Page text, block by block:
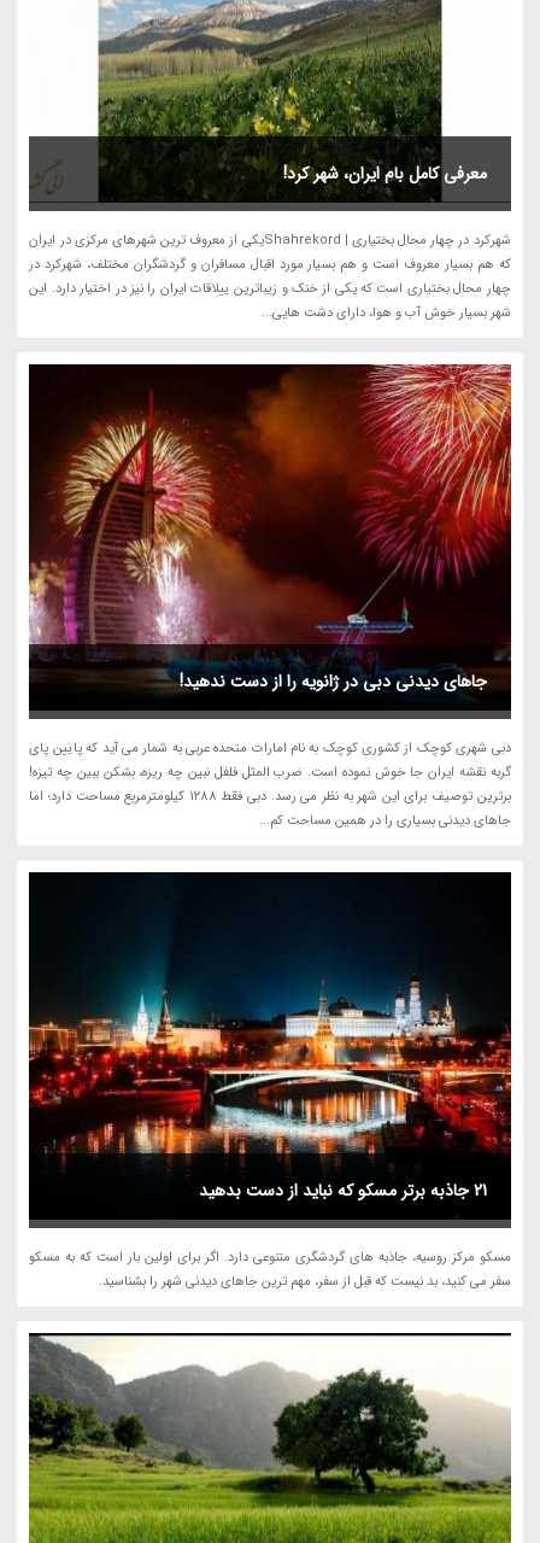
معرفی کامل بام ایران، شهر کرد!
شهرکرد در چهار محال بختیاری | Shahrekordیکی از معروف ترین شهرهای مرکزی در ایران
که هم بسیار معروف است و هم بسیار مورد اقبال مسافران و گردشگران مختلف، شهرکرد در
چهار محال بختیاری است که یکی از خنک و زیباترین ییلاقات ایران را نیز در اختیار دارد. این
شهر بسیار خوش آب و هوا، دارای دشت هایی...
جاهای دیدنی دبی در ژانویه را از دست ندهید!
دبی شهری کوچک از کشوری کوچک به نام امارات متحده عربی به شمار می آید که پایین پای
گربه نقشه ایران جا خوش نموده است. ضرب المثل فلفل نبین چه ریزه، بشکن ببین چه تیزه!
برترین توصیف برای این شهر به نظر می رسد. دبی فقط 1288 کیلومترمربع مساحت دارد؛ اما
جاهای دیدنی بسیاری را در همین مساحت کم...
21 جاذبه برتر مسکو که نباید از دست بدهید
مسکو مرکز روسیه، جاذبه های گردشگری متنوعی دارد. اگر برای اولین بار است که به مسکو
سفر می کنید، بد نیست که قبل از سفر، مهم ترین جاهای دیدنی شهر را بشناسید.